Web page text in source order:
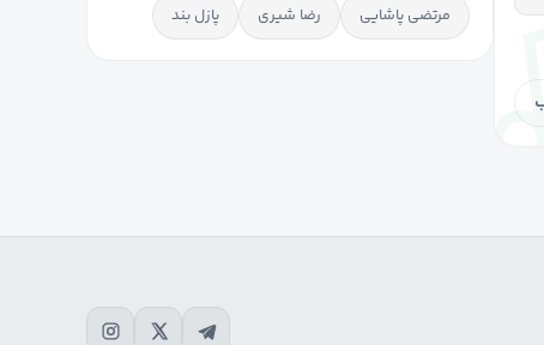
مرتضی پاشایی
رضا شیری پازل بند